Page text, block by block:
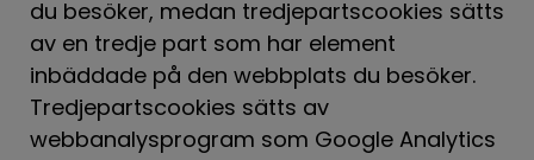
du besöker, medan tredjepartscookies sätts
av en tredje part som har element
inbäddade på den webbplats du besöker.
Tredjepartscookies sätts av
webbanalysprogram som Google Analytics